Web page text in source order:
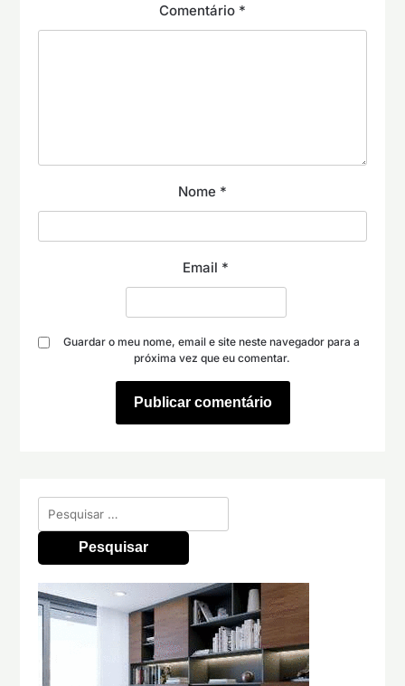
Comentário *
Nome *
Email *
Guardar o meu nome, email e site neste navegador para a
próxima vez que eu comentar.
Pesquisar
por: